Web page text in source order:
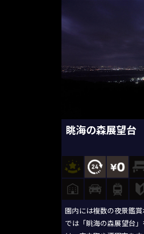
眺海の森展望台
園内には複数の夜景鑑
では「眺海の森展望台